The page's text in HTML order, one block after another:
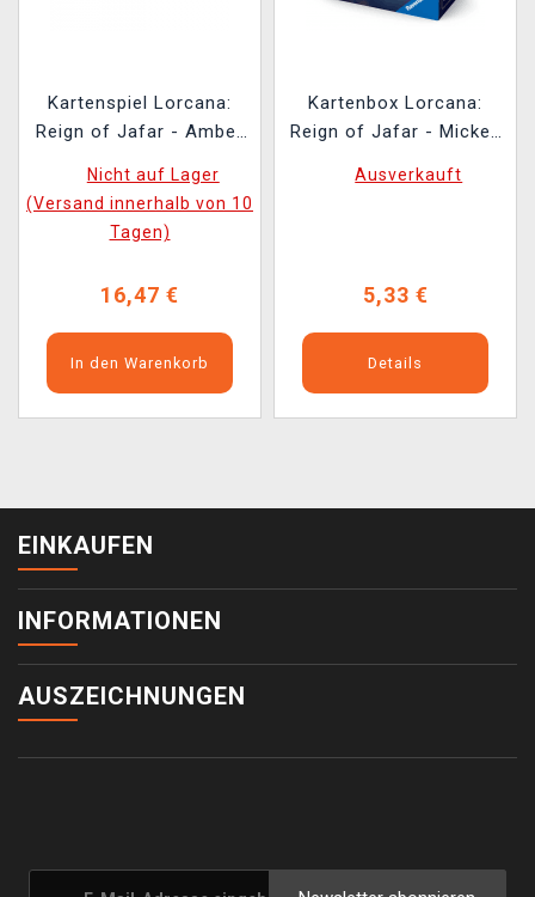
Kartenspiel Lorcana:
Reign of Jafar - Amber
Deck (Tiana & Bruno)
(ENGLISCHE VERSION)
Nicht auf Lager
(Versand innerhalb von 10
Tagen)
16,47 €
In den Warenkorb
Kartenbox Lorcana:
Reign of Jafar - Mickey
Ausverkauft
5,33 €
Details
EINKAUFEN
INFORMATIONEN
AUSZEICHNUNGEN